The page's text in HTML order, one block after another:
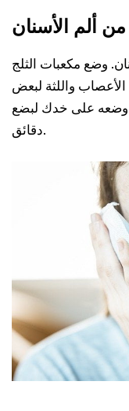
وضع مكعبات الثلج
واللثة لبعض
على خدك لبضع
دقائق.